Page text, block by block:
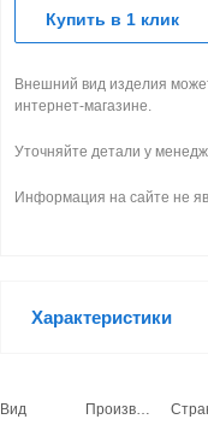
Купить в 1 клик
Внешний вид изделия
интернет-магазине.
Уточняйте детали у
Информация на сайте не
Характеристики
Вид
Производитель